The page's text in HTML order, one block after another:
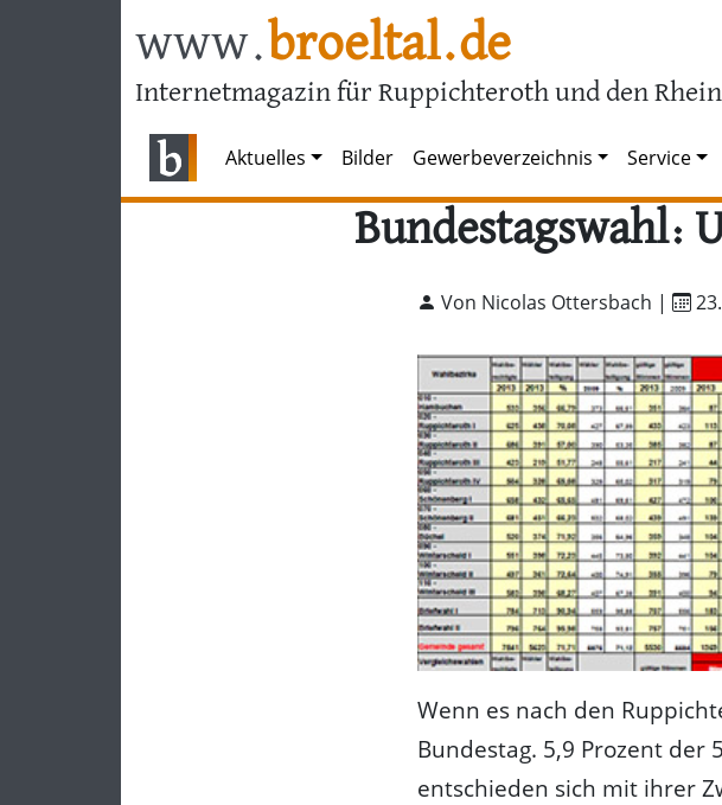
www.broeltal.de
Internetmagazin für Ruppichteroth und den
Aktuelles Bilder Gewerbeverzeichnis Service
Bundestagswahl:
Von Nicolas Ottersbach |
Wenn es nach den
Bundestag. 5,9 Prozent der
entschieden sich mit ihrer